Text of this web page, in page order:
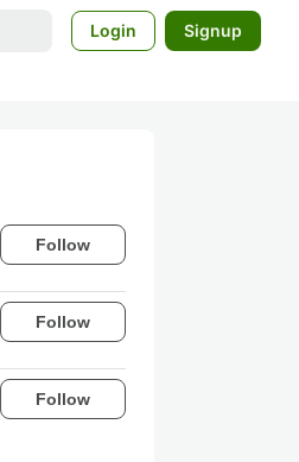
Login Signup
Follow
Follow
Follow